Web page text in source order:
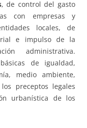
, de control del gasto
con empresas y
locales, de
e impulso de la
administrativa.
de igualdad,
medio ambiente,
preceptos legales
urbanística de los